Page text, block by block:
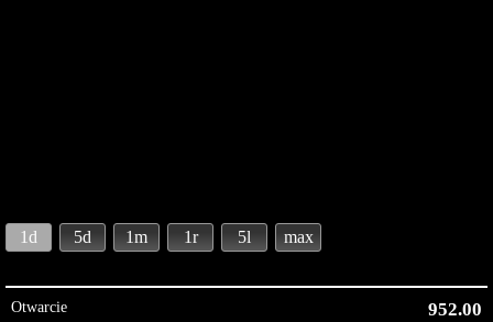
1d 5d 1m 1r 5l max
Otwarcie 952.00